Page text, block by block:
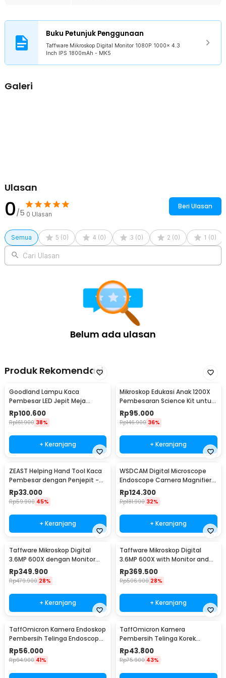
Buku Petunjuk Penggunaan
Taffware Mikroskop Digital Monitor 1080P 1000x 4.3
Inch IPS 1800mAh - MK5
Galeri
Ulasan
0/5 0 Ulasan
Beri Ulasan
Semua 5 (0) 4 (0) 3 (0) 2 (0) 1 (0)
Cari Ulasan
Belum ada ulasan
Produk Rekomendasi
Goodland Lampu Kaca
Pembesar LED Jepit Meja
Natural White 2X 5X - MG15122-
2B
Rp100.600
Rp161.900 38%
+ Keranjang
Mikroskop Edukasi Anak 1200X
Pembesaran Science Kit untuk
Pemula - 1412X
Rp95.000
Rp146.900 36%
+ Keranjang
ZEAST Helping Hand Tool Kaca
Pembesar dengan Penjepit -
TE-805
Rp33.000
Rp59.900 45%
+ Keranjang
WSDCAM Digital Microscope
Endoscope Camera Magnifier
500 Kali with LED - WS500
Rp124.300
Rp181.900 32%
+ Keranjang
Taffware Mikroskop Digital
3.6MP 600X dengan Monitor
dan Metal Stand - G600
Rp349.900
Rp479.900 28%
+ Keranjang
Taffware Mikroskop Digital
3.6MP 600X with Monitor and
Fleksibel Stand - G600
Rp369.500
Rp506.900 28%
+ Keranjang
TaffOmicron Kamera Endoskop
Pembersih Telinga Endoscope
USB 3 in 1 - i96
Rp56.000
Rp94.900 41%
TaffOmicron Kamera
Pembersih Telinga Korek
Kuping Endoscope HD USB - EU-
0
Rp43.800
Rp75.900 43%